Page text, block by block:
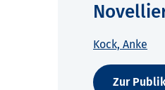
Kock, Anke
Zur